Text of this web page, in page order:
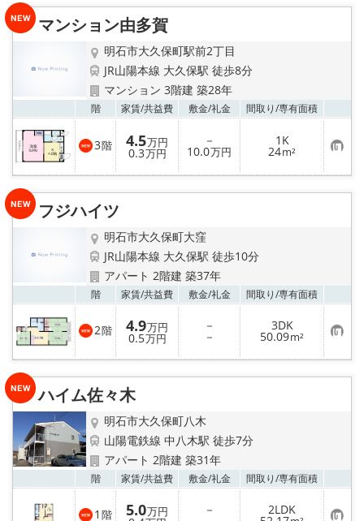
り
マンション由多賀
明石市大久保町駅前2丁目
JR山陽本線 大久保駅 徒歩8分
マンション 3階建 築28年
階 家賃/共益費 敷金/礼金 間取り/専有面積
3階 4.5万円
0.3万円
－
10.0万円
1K
24m² お
気
に
り
フジハイツ
明石市大久保町大窪
JR山陽本線 大久保駅 徒歩10分
アパート 2階建 築37年
階 家賃/共益費 敷金/礼金 間取り/専有面積
2階 4.9万円
0.5万円
－
－
3DK
50.09m² お
気
に
り
ハイム佐々木
明石市大久保町八木
山陽電鉄線 中八木駅 徒歩7分
アパート 2階建 築31年
階 家賃/共益費 敷金/礼金 間取り/専有面積
1 階 5.0万円 － 2LDK